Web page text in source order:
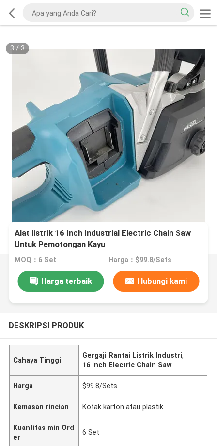
3 / 3
Alat listrik 16 Inch Industrial Electric Chain Saw
Untuk Pemotongan Kayu
MOQ：6 Set Harga：$99.8/Sets
Harga terbaik Hubungi kami
DESKRIPSI PRODUK
Cahaya Tinggi:
Gergaji Rantai Listrik Industri,
16 Inch Electric Chain Saw
Harga $99.8/Sets
Kemasan rincian Kotak karton atau plastik
Kuantitas min Ord
er
6 Set